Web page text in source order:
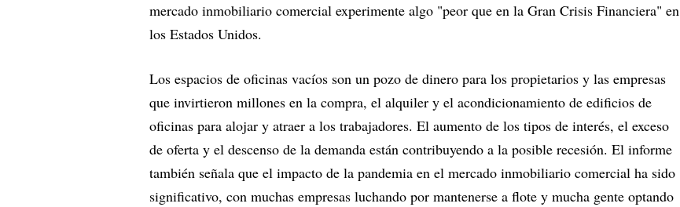
mercado inmobiliario comercial experimente algo "peor que en la Gran Crisis Financiera" en
los Estados Unidos.
Los espacios de oficinas vacíos son un pozo de dinero para los propietarios y las empresas
que invirtieron millones en la compra, el alquiler y el acondicionamiento de edificios de
oficinas para alojar y atraer a los trabajadores. El aumento de los tipos de interés, el exceso
de oferta y el descenso de la demanda están contribuyendo a la posible recesión. El informe
también señala que el impacto de la pandemia en el mercado inmobiliario comercial ha sido
significativo, con muchas empresas luchando por mantenerse a flote y mucha gente optando